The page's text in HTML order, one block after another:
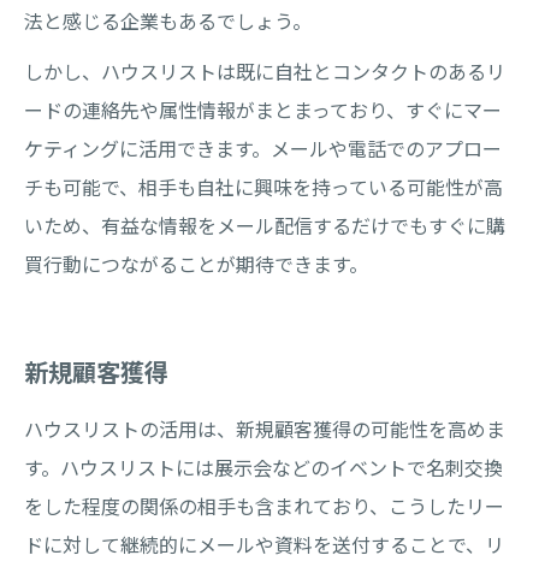
法と感じる企業もあるでしょう。
しかし、ハウスリストは既に自社とコンタクトのあるリ
ードの連絡先や属性情報がまとまっており、すぐにマー
ケティングに活用できます。メールや電話でのアプロー
チも可能で、相手も自社に興味を持っている可能性が高
いため、有益な情報をメール配信するだけでもすぐに購
買行動につながることが期待できます。
新規顧客獲得
ハウスリストの活用は、新規顧客獲得の可能性を高めま
す。ハウスリストには展示会などのイベントで名刺交換
をした程度の関係の相手も含まれており、こうしたリー
ドに対して継続的にメールや資料を送付することで、リ